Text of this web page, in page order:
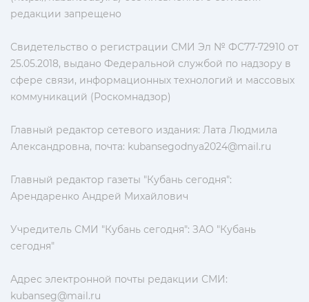
редакции запрещено
Свидетельство о регистрации СМИ Эл № ФС77-72910 от
25.05.2018, выдано Федеральной службой по надзору в
сфере связи, информационных технологий и массовых
коммуникаций (Роскомнадзор)
Главный редактор сетевого издания: Лата Людмила
Александровна, почта: kubansegodnya2024@mail.ru
Главный редактор газеты "Кубань сегодня":
Арендаренко Андрей Михайлович
Учредитель СМИ "Кубань сегодня": ЗАО "Кубань
сегодня"
Адрес электронной почты редакции СМИ:
kubanseg@mail.ru